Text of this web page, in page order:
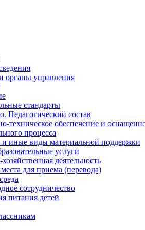
органы управления
стандарты
Педагогический состав
техническое обеспечение и
процесса
иные виды материальной поддержки
услуги
деятельность
для приема (перевода)
сотрудничество
питания детей